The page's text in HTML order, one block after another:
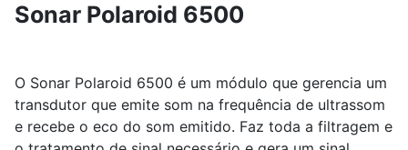
Sonar Polaroid 6500
O Sonar Polaroid 6500 é um módulo que gerencia um
transdutor que emite som na frequência de ultrassom
e recebe o eco do som emitido. Faz toda a filtragem e